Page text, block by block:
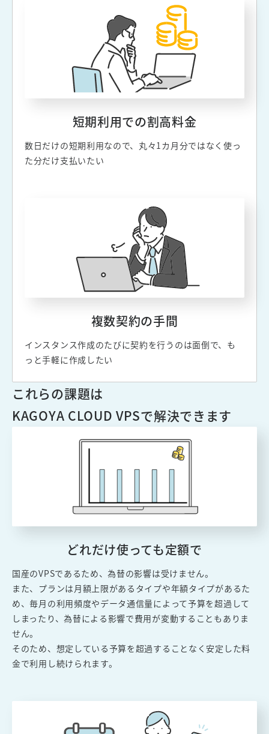
短期利用での割高料金
数日だけの短期利用なので、丸々1カ月分ではなく使っ
た分だけ支払いたい
複数契約の手間
インスタンス作成のたびに契約を行うのは面倒で、も
っと手軽に作成したい
これらの課題は
KAGOYA CLOUD VPSで解決できます
どれだけ使っても定額で
国産のVPSであるため、為替の影響は受けません。
また、プランは月額上限があるタイプや年額タイプがあるた
め、毎月の利用頻度やデータ通信量によって予算を超過して
しまったり、為替による影響で費用が変動することもありま
せん。
そのため、想定している予算を超過することなく安定した料
金で利用し続けられます。